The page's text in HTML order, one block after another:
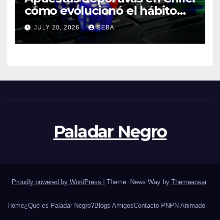
cómo evolucionó el hábito
del hincha en la era digital
JULY 20, 2026 SEBA
Paladar Negro
Proudly powered by WordPress | Theme: News Way by Themeansar.
Home¿Qué es Paladar Negro?Blogs AmigosContacto PN PN Animado